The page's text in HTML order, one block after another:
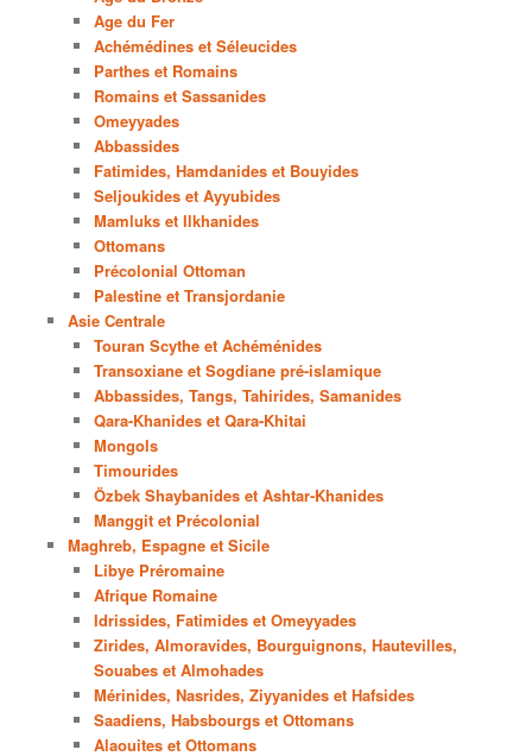
Age du Fer
Achémédines et Séleucides
Parthes et Romains
Romains et Sassanides
Omeyyades
Abbassides
Fatimides, Hamdanides et Bouyides
Seljoukides et Ayyubides
Mamluks et Ilkhanides
Ottomans
Précolonial Ottoman
Palestine et Transjordanie
Asie Centrale
Touran Scythe et Achéménides
Transoxiane et Sogdiane pré-islamique
Abbassides, Tangs, Tahirides, Samanides
Qara-Khanides et Qara-Khitai
Mongols
Timourides
Özbek Shaybanides et Ashtar-Khanides
Manggit et Précolonial
Maghreb, Espagne et Sicile
Libye Préromaine
Afrique Romaine
Idrissides, Fatimides et Omeyyades
Zirides, Almoravides, Bourguignons, Hautevilles,
Souabes et Almohades
Mérinides, Nasrides, Ziyyanides et Hafsides
Saadiens, Habsbourgs et Ottomans
Alaouites et Ottomans